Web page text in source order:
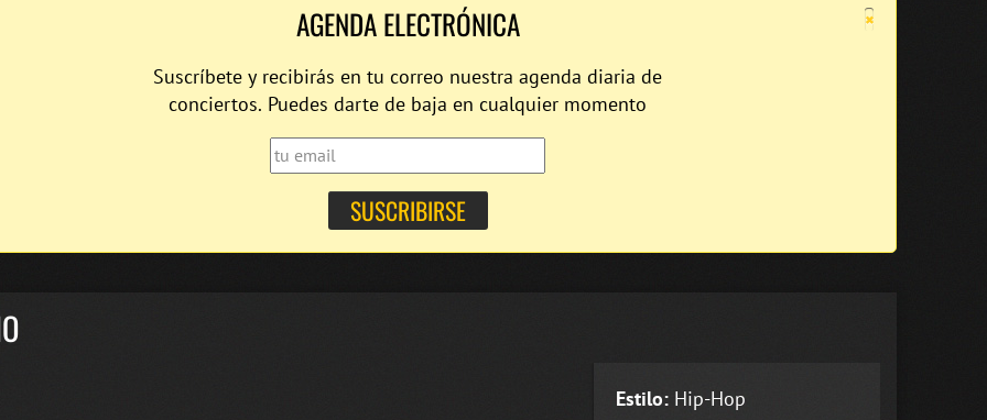
×
AGENDA ELECTRÓNICA
Suscríbete y recibirás en tu correo nuestra agenda diaria de
conciertos. Puedes darte de baja en cualquier momento
Estilo: Hip-Hop